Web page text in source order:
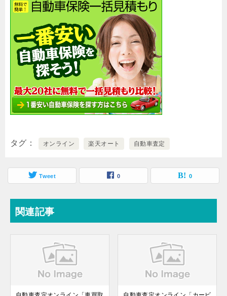
タグ オンライン 楽天オート 自動車査定
Tweet 0 0
関連記事